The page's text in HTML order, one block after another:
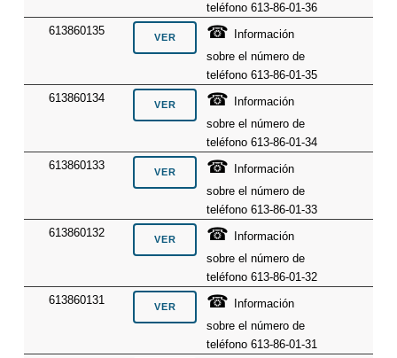
teléfono 613-86-01-36
613860135
☎
Información
sobre el número de
teléfono 613-86-01-35
613860134
☎
Información
sobre el número de
teléfono 613-86-01-34
613860133
☎
Información
sobre el número de
teléfono 613-86-01-33
613860132
☎
Información
sobre el número de
teléfono 613-86-01-32
613860131
☎
Información
sobre el número de
teléfono 613-86-01-31